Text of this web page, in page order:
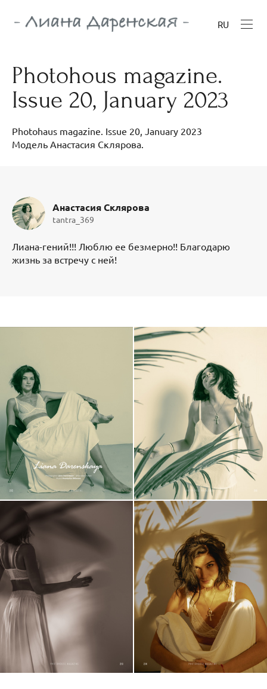
RU
Photohous magazine.
Issue 20, January 2023
Photohaus magazine. Issue 20, January 2023
Модель Анастасия Склярова.
Анастасия Склярова
tantra_369
Лиана-гений!!! Люблю ее безмерно!! Благодарю
жизнь за встречу с ней!